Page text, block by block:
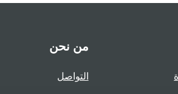
من نحن
التواصل